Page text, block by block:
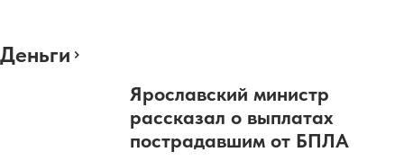
Деньги
Ярославский министр
рассказал о выплатах
пострадавшим от БПЛА